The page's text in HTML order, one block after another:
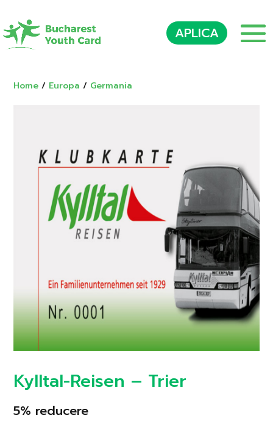
APLICA
Home / Europa / Germania
Kylltal-Reisen – Trier
5% reducere